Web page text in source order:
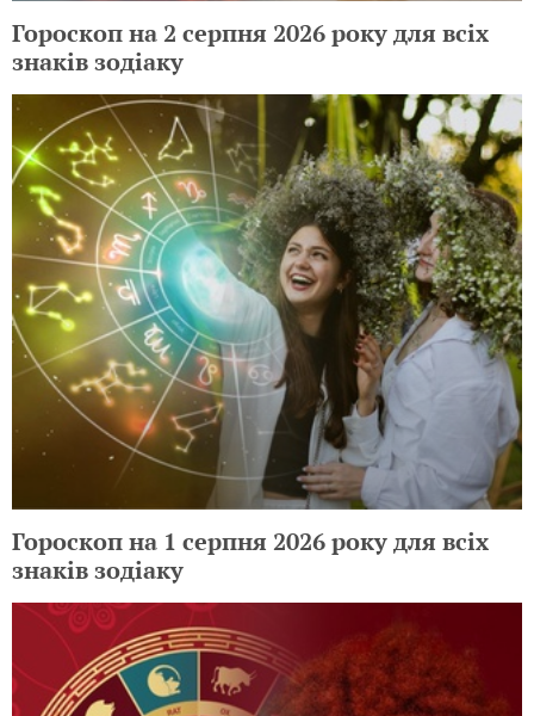
Гороскоп на 2 серпня 2026 року для всіх
знаків зодіаку
Гороскоп на 1 серпня 2026 року для всіх
знаків зодіаку